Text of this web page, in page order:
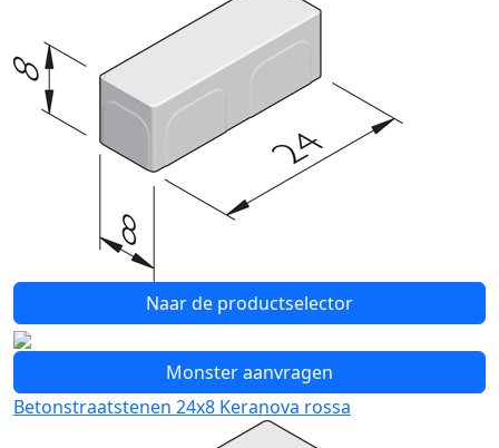
Naar de productselector
Monster aanvragen
Betonstraatstenen 24x8 Keranova rossa